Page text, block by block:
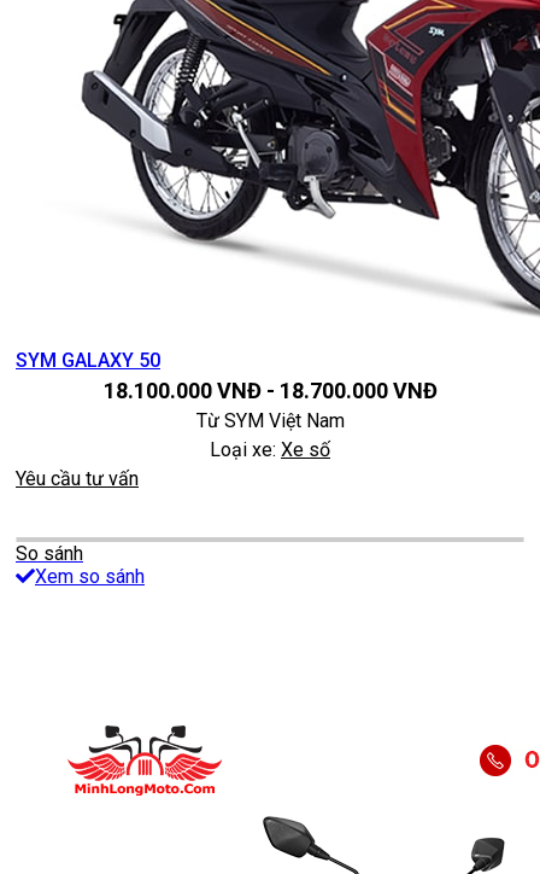
SYM GALAXY 50
18.100.000VNĐ- 18.700.000VNĐ
Từ SYM Việt Nam
Loại xe: Xe số
Yêu cầu tư vấn
So sánh
Xem so sánh